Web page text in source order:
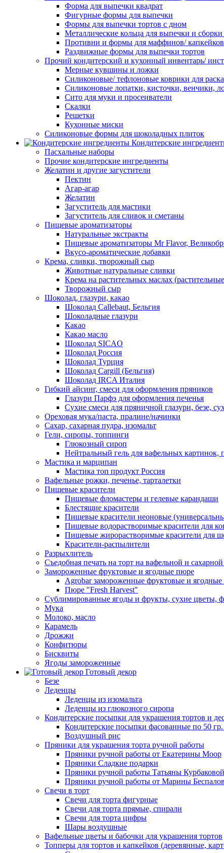
Форма для выпечки квадрат
Фигурные формы для выпечки
Формы для выпечки тортов с дном
Металлические кольца для выпечки и сборки
Противни и формы для маффинов/
Раздвижные формы для выпечки тортов
Прочий кондитерский и кухонный инвентарь/
Мерные кувшины и ложки
Силиконовые/ тефлоновые коврики для
Силиконовые лопатки, кисточки, венчики,
Сито для муки и просеиватели
Скалки
Решетки
Кухонные миски
Силиконовые формы для шоколадных плиток
Кондитерские
Пасхальные наборы
Прочие кондитерские ингредиенты
Желатин и другие загустители
Пектин
Агар-агар
Желатин
Загуститель для мастики
Загуститель для сливок и сметаны
Пищевые ароматизаторы
Натуральные экстракты
Пищевые ароматизаторы Mr Flavor,
Вкусо-ароматические добавки
Крема, сливки, творожный сыр
Животные натуральные сливки
Крема на растительных маслах
Творожный сыр
Шоколад, глазури, какао
Шоколад Callebaut, Бельгия
Шоколадные глазури
Какао
Какао масло
Шоколад SICAO
Шоколад Россия
Шоколад Турция
Шоколад Cargill (Бельгия)
Шоколад IRCA Италия
Гибкий айсинг, смеси для оформления пряников
Глазури Парфэ для оформления печенья
Сухие смеси для пряничной глазури, безе,
Ореховая мука/паста, пралине/начинки
Сахар, сахарная пудра, изомальт
Гели, сиропы, топпинги
Глюкозный сироп
Нейтральный гель для вафельных картинок,
Мастика и марципан
Мастика топ продукт Россия
Вафельные рожки, печенье, тарталетки
Пищевые красители
Пищевые фломастеры и гелевые карандаши
Блестящие красители
Пищевые красители неоновые
Пищевые водорастворимые красители для
Пищевые жирорастворимые красители для
Красители-распылители
Разрыхлитель
Съедобная печать на торт на вафельной и
Замороженные фруктовые и ягодные пюре
Agrobar замороженные фруктовые и
Пюре "Fresh Harvest"
Сублимированные ягоды и фрукты, сухие цветы,
Мука
Молоко, масло
Карамель
Дрожжи
Конфитюры
Бисквиты
Ягоды замороженные
Готовый декор
Безе
Леденцы
Леденцы из изомальта
Леденцы из глюкозного сиропа
Кондитерские посыпки для украшения тортов и
Кондитерские посыпки фасованные по 50
Воздушный рис
Пряники для украшения торта ручной работы
Пряники ручной работы от Екатерины Моор
Пряники Сладкие подарки
Пряники ручной работы Татьяны Курбаковой
Пряники ручной работы от Марины
Свечи в торт
Свечи для торта фигурные
Свечи для торта прямые, спирали
Свечи для торта цифры
Шары воздушные
Вафельные цветы и бабочки для украшения тортов
Топперы для тортов и капкейков (деревянные,